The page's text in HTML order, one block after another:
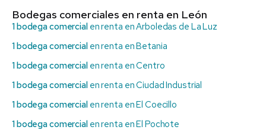
Bodegas comerciales en renta en León
1 bodega comercialen renta en Arboledas de La Luz
1 bodega comercialen renta en Betania
1 bodega comercialen renta en Centro
1 bodega comercialen renta en Ciudad Industrial
1 bodega comercialen renta en El Coecillo
1 bodega comercialen renta en El Pochote